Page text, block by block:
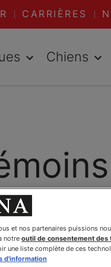
CARRIÈRES
Chiens
et nos partenaires puissions
notre outil de consentement des
une liste complète de ces
d'information